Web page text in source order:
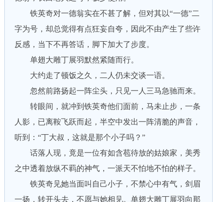
铁英奇对一德翁实在不甚了解，但对其以“一德”二
字为号，却总觉得有点狂妄自夸，因此不由产生了些许
反感，当下不再答话，脚下加大了步度。
单翅大雕丁展羽默然紧随而行。
大约走了顿饭之久，二人仍未交谈一语。
忽然前路扬起一阵尘头，只见一人三马急驰而来。
转眼间，就冲到铁英奇他们面前，马未止步，一条
人影，已离鞍飞跃而起，半空中发出一阵清脆的声音，
听到：“丁大叔，这就是那个小子吗？”
话落人现，竟是一位有如含苞待放的姑娘家，美秀
之中透着放纵不羁的神气，一派天不怕地不怕的样子。
铁英奇见她当面叫自己小子，不禁心中有气，剑眉
一扬，转开头去，不愿与她相见。单翅大雕丁展羽向那